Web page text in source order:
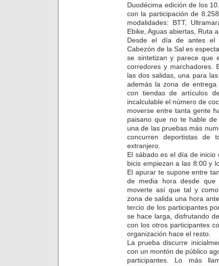
Duodécima edición de los
con la participación de
modalidades: BTT,
Ebike, Aguas abiertas, Ruta
Desde el día de antes el
Cabezón de la Sal es
se sintetizan y parece que
corredores y marchadores.
las dos salidas, una para
además la zona de
con tiendas de artículos
incalculable el número de
moverse entre tanta gente
paisano que no te hable
una de las pruebas más
concurren deportistas de
extranjero.
El sábado es el día de
bicis empiezan a las 8:00 y
El apurar te supone entre
de media hora desde
moverte así que tal y
zona de salida una hora
tercio de los participantes
se hace larga, disfrutando
con los otros participantes
organización hace el resto.
La prueba discurre
con un montón de público
participantes. Lo más